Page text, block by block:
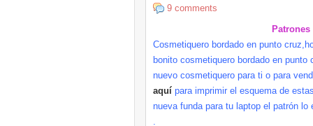
9 comments
Cosmetiquero bordado en punto
bonito cosmetiquero bordado en
nuevo cosmetiquero para ti o para
aquí para imprimir el esquema de
nueva funda para tu laptop el patrón lo
.